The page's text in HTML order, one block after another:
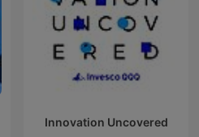
Innovation Uncovered